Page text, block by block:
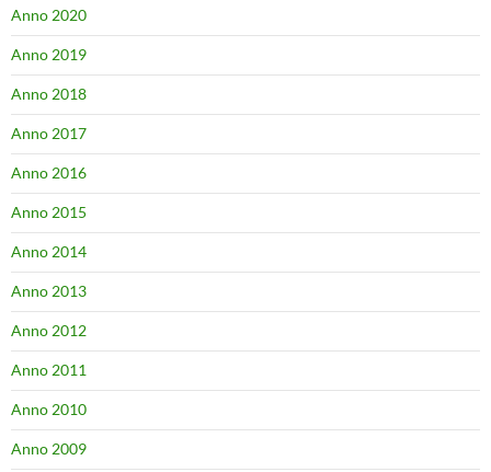
Anno 2020
Anno 2019
Anno 2018
Anno 2017
Anno 2016
Anno 2015
Anno 2014
Anno 2013
Anno 2012
Anno 2011
Anno 2010
Anno 2009